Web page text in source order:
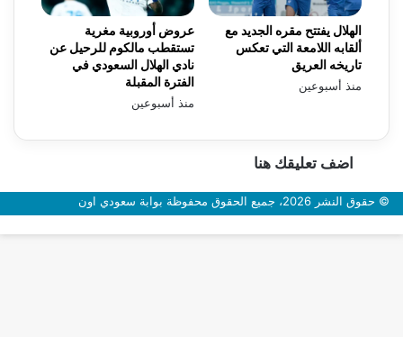
عروض أوروبية مغرية
تستقطب مالكوم للرحيل عن
نادي الهلال السعودي في
الفترة المقبلة
منذ أسبوعين
الهلال يفتتح مقره الجديد مع
ألقابه اللامعة التي تعكس
تاريخه العريق
منذ أسبوعين
اضف تعليقك هنا
© حقوق النشر 2026، جميع الحقوق محفوظة بوابة سعودي اون